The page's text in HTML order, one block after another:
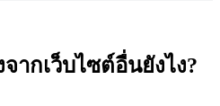
ากเว็บไซต์อื่นยังไง?